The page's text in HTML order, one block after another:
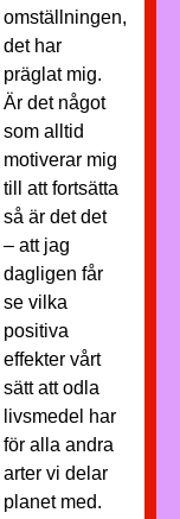
omställningen,
det har
präglat mig.
Är det något
som alltid
motiverar mig
till att fortsätta
så är det det
– att jag
dagligen får
se vilka
positiva
effekter vårt
sätt att odla
livsmedel har
för alla andra
arter vi delar
planet med.